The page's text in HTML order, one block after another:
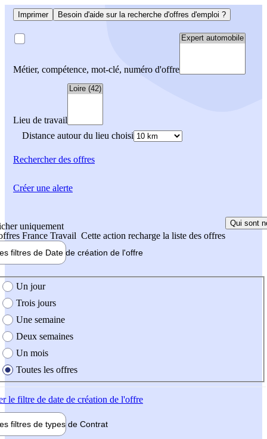
Imprimer Besoin d'aide sur la recherche d'offres d'emploi ?
Métier, compétence, mot-clé, numéro d'offre
Lieu de travail
Distance autour du lieu choisi
Rechercherdes offres
uniquement
France Travail Cette action recharge la liste des offres
Qui sont
filtres de Date de création de l'offre
création de l'offre
Un jour
Trois jours
Une semaine
Deux semaines
Un mois
Toutes les offres
le filtre de date de création de l'offre
filtres de types de Contrat
Créer une alerte